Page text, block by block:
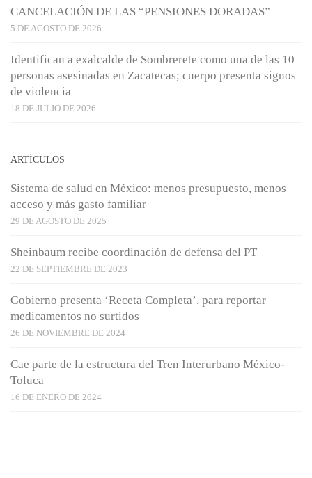
CANCELACIÓN DE LAS “PENSIONES DORADAS”
5 DE AGOSTO DE 2026
Identifican a exalcalde de Sombrerete como una de las 10
personas asesinadas en Zacatecas; cuerpo presenta signos
de violencia
18 DE JULIO DE 2026
ARTÍCULOS
Sistema de salud en México: menos presupuesto, menos
acceso y más gasto familiar
29 DE AGOSTO DE 2025
Sheinbaum recibe coordinación de defensa del PT
22 DE SEPTIEMBRE DE 2023
Gobierno presenta ‘Receta Completa’, para reportar
medicamentos no surtidos
26 DE NOVIEMBRE DE 2024
Cae parte de la estructura del Tren Interurbano México-
Toluca
16 DE ENERO DE 2024